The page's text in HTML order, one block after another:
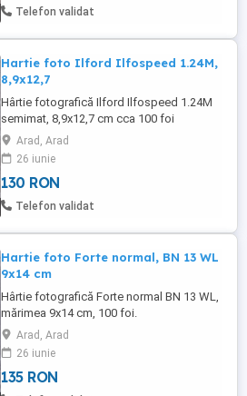
Telefon validat
Hartie foto Ilford Ilfospeed 1.24M,
8,9x12,7
Hârtie fotografică Ilford Ilfospeed 1.24M
semimat, 8,9x12,7 cm cca 100 foi
Arad, Arad
26 iunie
130 RON
Telefon validat
Hartie foto Forte normal, BN 13 WL
9x14 cm
Hârtie fotografică Forte normal BN 13 WL,
mărimea 9x14 cm, 100 foi.
Arad, Arad
26 iunie
135 RON